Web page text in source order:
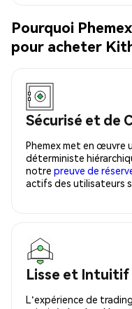
Pourquoi
pour acheter
Sécurisé et de
Phemex met en œuvre
déterministe
notre preuve de
actifs des utilisateurs
Lisse et Intuitif
L'expérience de